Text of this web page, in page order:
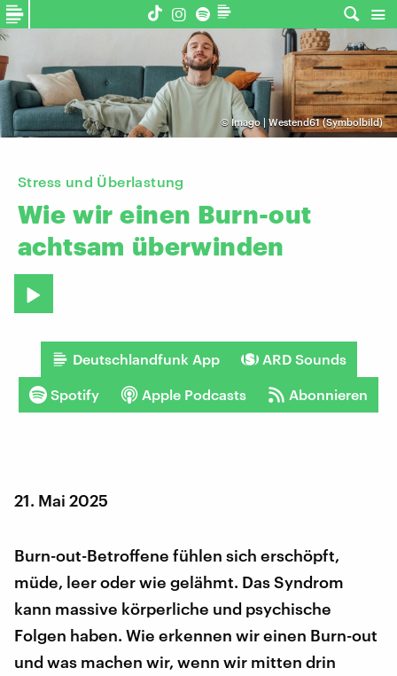
© Imago | Westend61 (Symbolbild)
Stress und Überlastung
Wie wir einen Burn-out
achtsam überwinden
Deutschlandfunk App ARD Sounds
Spotify Apple Podcasts Abonnieren
21. Mai 2025
Burn-out-Betroffene fühlen sich erschöpft,
müde, leer oder wie gelähmt. Das Syndrom
kann massive körperliche und psychische
Folgen haben. Wie erkennen wir einen Burn-out
und was machen wir, wenn wir mitten drin